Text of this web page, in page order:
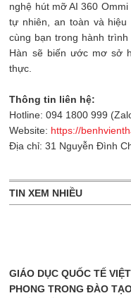
nghệ hút mỡ AI 360
tự nhiên, an toàn và
cùng bạn trong hành
Hàn sẽ biến ước mơ sở
thực.
Thông tin liên hệ:
Hotline: 094 1800 999
Website: https://
Địa chỉ: 31 Nguyễn Đình
TIN XEM NHIỀU
GIÁO DỤC QUỐC TẾ
PHONG TRONG ĐÀO